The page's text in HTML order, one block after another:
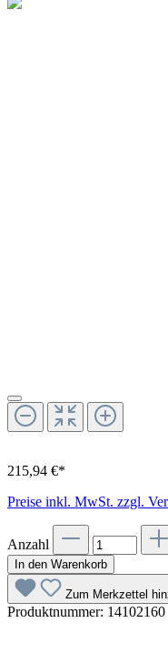
215,94 €*
Preise inkl. MwSt. zzgl.
Anzahl
In den Warenkorb
Zum Merkzettel
Produktnummer: 14102160